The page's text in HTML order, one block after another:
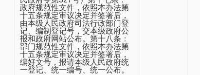
政府规范性文件，依照本办法第
十五条规定审议决定并签署后，
由本级人民政府司法行政部门登
记、编制登记号，交本级政府公
报和政府网站公布。第十八条：
部门规范性文件，依照本办法第
十五条规定审议决定并签署后，
编好文号，报请本级人民政府统
一登记、统一编号、统一公布。